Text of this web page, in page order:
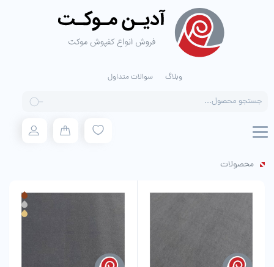
وبلاگ سوالات متداول
search
محصولات